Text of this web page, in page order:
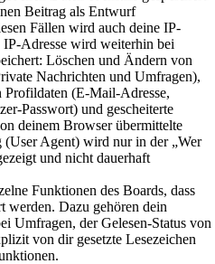
Beitrag als Entwurf
Fällen wird auch deine IP-
IP-Adresse wird weiterhin bei
Löschen und Ändern von
Nachrichten und Umfragen),
Profildaten (E-Mail-Adresse,
Passwort) und gescheiterte
deinem Browser übermittelte
Agent) wird nur in der „Wer
und nicht dauerhaft
Funktionen des Boards, dass
werden. Dazu gehören dein
Umfragen, der Gelesen-Status von
von dir gesetzte Lesezeichen